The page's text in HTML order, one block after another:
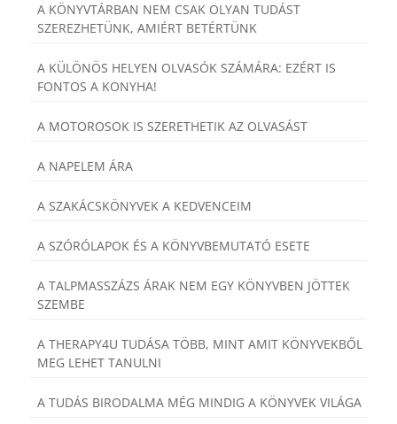
A KÖNYVTÁRBAN NEM CSAK OLYAN TUDÁST
SZEREZHETÜNK, AMIÉRT BETÉRTÜNK
A KÜLÖNÖS HELYEN OLVASÓK SZÁMÁRA: EZÉRT IS
FONTOS A KONYHA!
A MOTOROSOK IS SZERETHETIK AZ OLVASÁST
A NAPELEM ÁRA
A SZAKÁCSKÖNYVEK A KEDVENCEIM
A SZÓRÓLAPOK ÉS A KÖNYVBEMUTATÓ ESETE
A TALPMASSZÁZS ÁRAK NEM EGY KÖNYVBEN JÖTTEK
SZEMBE
A THERAPY4U TUDÁSA TÖBB, MINT AMIT KÖNYVEKBŐL
MEG LEHET TANULNI
A TUDÁS BIRODALMA MÉG MINDIG A KÖNYVEK VILÁGA